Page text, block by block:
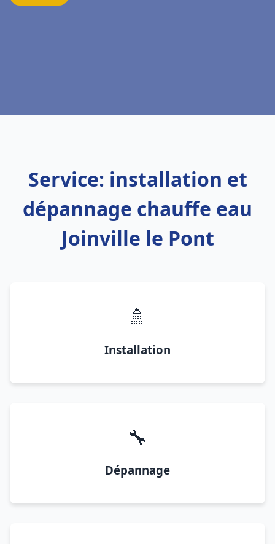
Service: installation et
dépannage chauffe eau
Joinville le Pont
🚿
Installation
🔧
Dépannage